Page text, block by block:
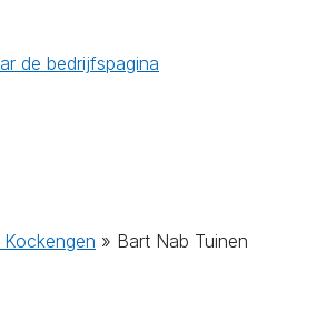
de bedrijfspagina
» Bart Nab Tuinen